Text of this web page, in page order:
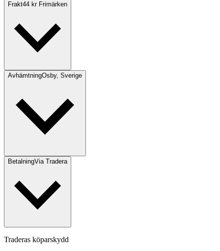
Frakt44 kr Frimärken
AvhämtningOsby, Sverige
BetalningVia Tradera
Traderas köparskydd